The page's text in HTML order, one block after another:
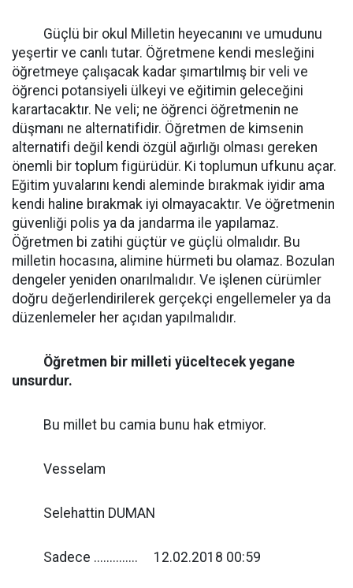
Güçlü bir okul Milletin heyecanını ve umudunu
yeşertir ve canlı tutar. Öğretmene kendi mesleğini
öğretmeye çalışacak kadar şımartılmış bir veli ve
öğrenci potansiyeli ülkeyi ve eğitimin geleceğini
karartacaktır. Ne veli; ne öğrenci öğretmenin ne
düşmanı ne alternatifidir. Öğretmen de kimsenin
alternatifi değil kendi özgül ağırlığı olması gereken
önemli bir toplum figürüdür. Ki toplumun ufkunu açar.
Eğitim yuvalarını kendi aleminde bırakmak iyidir ama
kendi haline bırakmak iyi olmayacaktır. Ve öğretmenin
güvenliği polis ya da jandarma ile yapılamaz.
Öğretmen bi zatihi güçtür ve güçlü olmalıdır. Bu
milletin hocasına, alimine hürmeti bu olamaz. Bozulan
dengeler yeniden onarılmalıdır. Ve işlenen cürümler
doğru değerlendirilerek gerçekçi engellemeler ya da
düzenlemeler her açıdan yapılmalıdır.
Öğretmen bir milleti yüceltecek yegane
unsurdur.
Bu millet bu camia bunu hak etmiyor.
Vesselam
Selehattin DUMAN
Sadece .............. 12.02.2018 00:59